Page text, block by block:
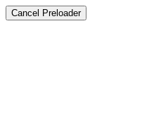
Cancel Preloader